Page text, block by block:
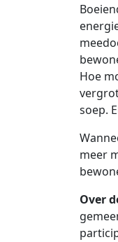
Hoe
soep.
meer
Over